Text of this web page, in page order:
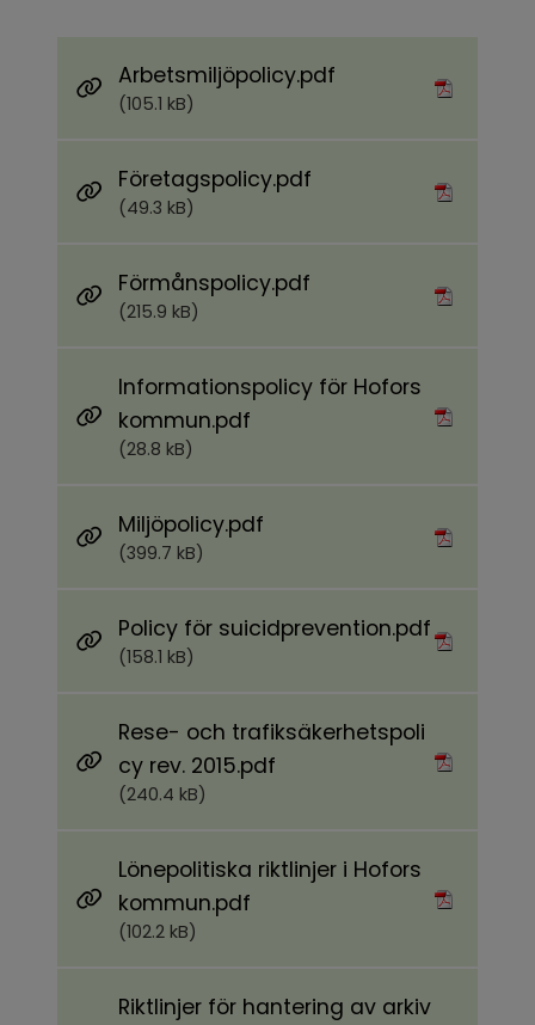
Arbetsmiljöpolicy.pdf Pdf, 105.1 kB.
(105.1 kB)
Företagspolicy.pdf
(49.3 kB)
Förmånspolicy.pdf Pdf, 215.9 kB.
(215.9 kB)
Informationspolicy för Hofors
kommun.pdf
(28.8 kB)
Miljöpolicy.pdf
(399.7 kB)
Policy för suicidprevention.pdfPdf, 158.1
(158.1 kB)
Rese- och trafiksäkerhetspoli
cy rev. 2015.pdf
(240.4 kB)
Lönepolitiska riktlinjer i Hofors
kommun.pdf
(102.2 kB)
Riktlinjer för hantering av arkiv